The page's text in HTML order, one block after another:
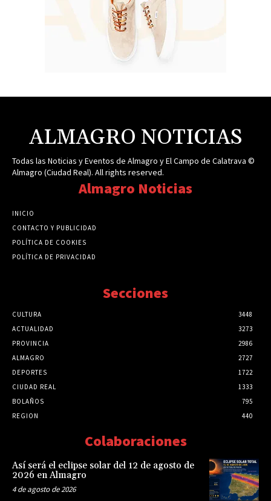
ALMAGRO NOTICIAS
Todas las Noticias y Eventos de Almagro y El Campo de Calatrava ©
Almagro (Ciudad Real). All rights reserved.
Almagro Noticias
INICIO
CONTACTO Y PUBLICIDAD
POLÍTICA DE COOKIES
POLÍTICA DE PRIVACIDAD
Secciones
CULTURA
3448
ACTUALIDAD
3273
PROVINCIA
2986
ALMAGRO
2727
DEPORTES
1722
CIUDAD REAL
1333
BOLAÑOS
795
REGION
440
Colaboraciones
Así será el eclipse solar del 12 de agosto de
2026 en Almagro
4 de agosto de 2026